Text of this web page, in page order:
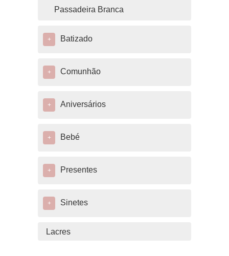
Passadeira Branca
+ Batizado
+ Comunhão
+ Aniversários
+ Bebé
+ Presentes
+ Sinetes
Lacres